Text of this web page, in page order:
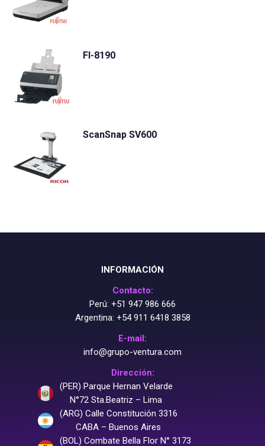
FI-8190
ScanSnap SV600
INFORMACIÓN
Contacto:
Perú: +51 947 986 666
Argentina: +54 911 6418 3858
E-mail:
info@grupo-ventura.com
Dirección:
(PER) Parque Hernan Velarde
N°72 Sta.Beatriz – Lima
(ARG) Calle Constitución 3316
CABA – Buenos Aires
(BOL) Combate Bella Flor N° 3173